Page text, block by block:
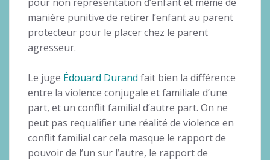
manière punitive de retirer l’enfant au parent
protecteur pour le placer chez le parent
agresseur.
Le juge Édouard Durand fait bien la différence
entre la violence conjugale et familiale d’une
part, et un conflit familial d’autre part. On ne
peut pas requalifier une réalité de violence en
conflit familial car cela masque le rapport de
pouvoir de l’un sur l’autre, le rapport de